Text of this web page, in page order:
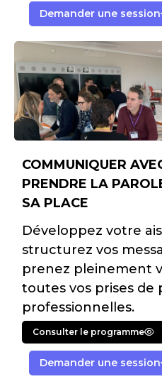
Demander une session
COMMUNIQUER
PRENDRE LA
SA PLACE
Développez votre
structurez vos
prenez pleinement
toutes vos prises de
professionnelles.
Consulter le programme
Demander une session